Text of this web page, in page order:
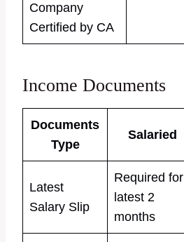
Company
Certified by CA
Income Documents
Documents
Type
Salaried
Latest
Salary Slip
Required for
latest 2
months